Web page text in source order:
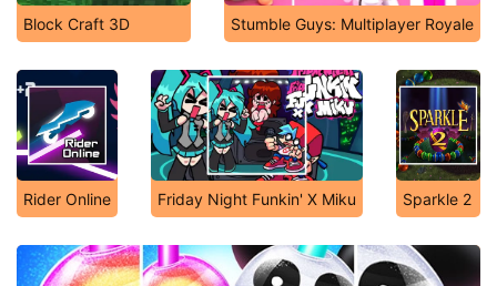
Block Craft 3D Stumble Guys: Multiplayer Royale
Rider Online Friday Night Funkin' X Miku Sparkle 2